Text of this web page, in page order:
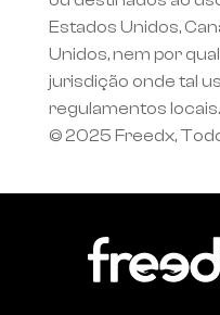
Estados Unidos,
Unidos, nem por
jurisdição onde tal
regulamentos locais.
© 2025 Freedx,